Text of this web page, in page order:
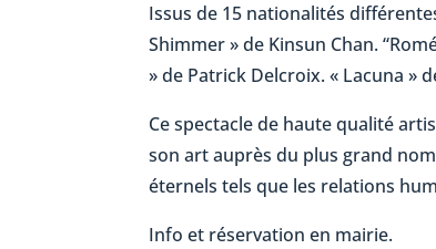
Issus de 15 nationalités
Shimmer » de Kinsun Chan.
» de Patrick Delcroix. « Lacuna »
Ce spectacle de haute qualité
son art auprès du plus grand
éternels tels que les relations
Info et réservation en mairie.